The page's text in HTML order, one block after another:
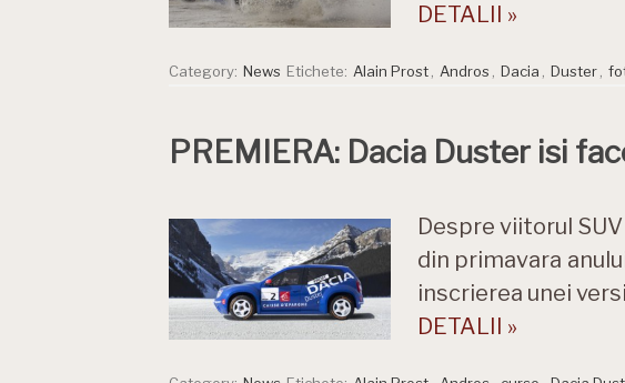
DETALII »
Category: News Etichete: Alain Prost Andros Dacia Duster
PREMIERA: Dacia Duster isi
Despre viitorul
din primavara
inscrierea unei
DETALII »